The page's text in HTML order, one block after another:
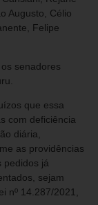
Augusto, Célio
Felipe
senadores
que essa
com deficiência
diária,
as providências
pedidos já
sejam
nº 14.287/2021,